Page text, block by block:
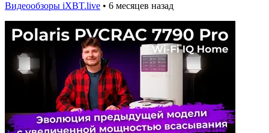
Видеообзоры iXBT.live • 6 месяцев назад